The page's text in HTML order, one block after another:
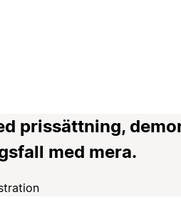
prissättning,
med mera.